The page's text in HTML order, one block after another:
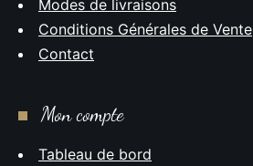
Modes de livraisons
Conditions Générales de Vente
Contact
Mon compte
Tableau de bord